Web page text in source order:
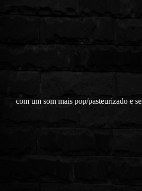
com um som mais pop/pasteurizado e